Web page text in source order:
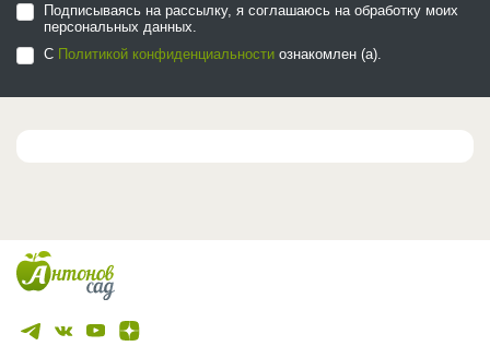
Подписываясь на рассылку, я соглашаюсь на обработку моих
персональных данных.
С Политикой конфиденциальности ознакомлен (а).